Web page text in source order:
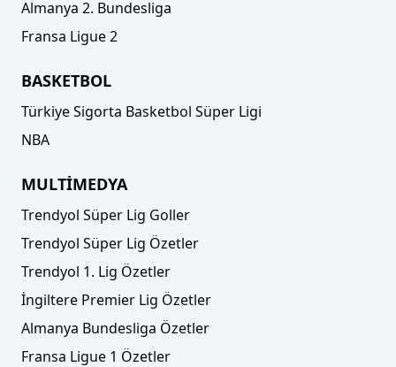
Almanya 2. Bundesliga
Fransa Ligue 2
BASKETBOL
Türkiye Sigorta Basketbol Süper Ligi
NBA
MULTİMEDYA
Trendyol Süper Lig Goller
Trendyol Süper Lig Özetler
Trendyol 1. Lig Özetler
İngiltere Premier Lig Özetler
Almanya Bundesliga Özetler
Fransa Ligue 1 Özetler